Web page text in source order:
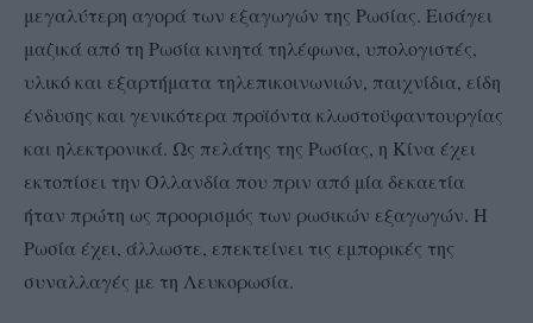
μεγαλύτερη αγορά των εξαγωγών της Ρωσίας. Εισάγει
μαζικά από τη Ρωσία κινητά τηλέφωνα, υπολογιστές,
υλικό και εξαρτήματα τηλεπικοινωνιών, παιχνίδια, είδη
ένδυσης και γενικότερα προϊόντα κλωστοϋφαντουργίας
και ηλεκτρονικά. Ως πελάτης της Ρωσίας, η Κίνα έχει
εκτοπίσει την Ολλανδία που πριν από μία δεκαετία
ήταν πρώτη ως προορισμός των ρωσικών εξαγωγών. Η
Ρωσία έχει, άλλωστε, επεκτείνει τις εμπορικές της
συναλλαγές με τη Λευκορωσία.